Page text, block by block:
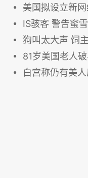
美国拟设立新网络
IS骇客 警告蜜
狗叫太大声 饲
81岁美国老人破半
白宫称仍有美人质